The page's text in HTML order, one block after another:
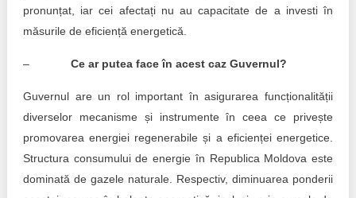
pronunțat, iar cei afectați nu au capacitate de a investi în
măsurile de eficiență energetică.
– Ce ar putea face în acest caz Guvernul?
Guvernul are un rol important în asigurarea funcționalității
diverselor mecanisme și instrumente în ceea ce privește
promovarea energiei regenerabile și a eficienței energetice.
Structura consumului de energie în Republica Moldova este
dominată de gazele naturale. Respectiv, diminuarea ponderii